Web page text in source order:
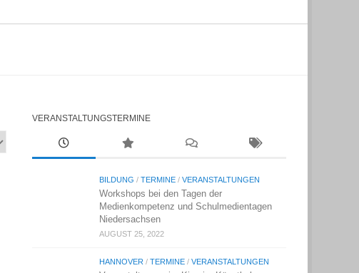
VERANSTALTUNGSTERMINE
BILDUNG /TERMINE /VERANSTALTUNGEN
Workshops bei den Tagen der
Medienkompetenz und Schulmedientagen
Niedersachsen
AUGUST 25, 2022
HANNOVER /TERMINE /VERANSTALTUNGEN